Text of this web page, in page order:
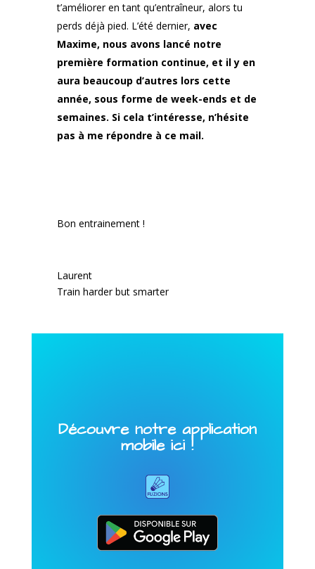
t’améliorer en tant qu’entraîneur, alors tu
perds déjà pied. L’été dernier, avec
Maxime, nous avons lancé notre
première formation continue, et il y en
aura beaucoup d’autres lors cette
année, sous forme de week-ends et de
semaines. Si cela t’intéresse, n’hésite
pas à me répondre à ce mail.
Bon entrainement !
Laurent
Train harder but smarter
Découvre notre application
mobile ici !